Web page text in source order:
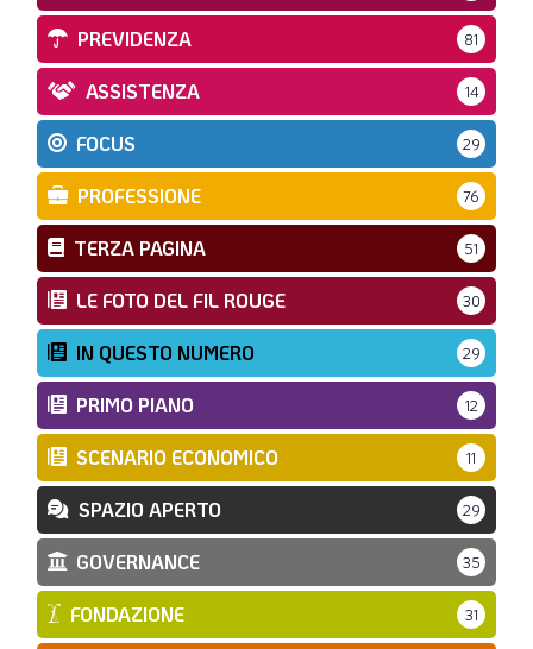
PREVIDENZA 81
ASSISTENZA 14
FOCUS 29
PROFESSIONE 76
TERZA PAGINA 51
LE FOTO DEL FIL ROUGE 30
IN QUESTO NUMERO 29
PRIMO PIANO 12
SCENARIO ECONOMICO 11
SPAZIO APERTO 29
GOVERNANCE 35
FONDAZIONE 31